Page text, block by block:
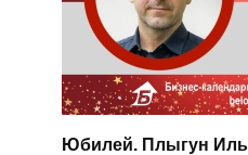
Юбилей. Плыгун